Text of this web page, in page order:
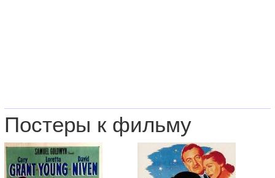
Постеры к фильму